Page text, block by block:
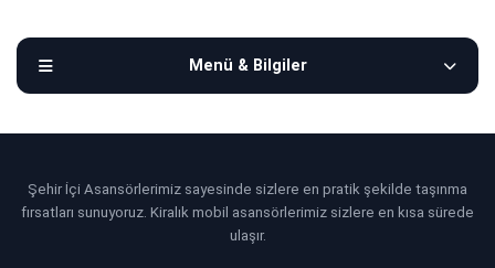
Menü & Bilgiler
Şehir İçi Asansörlerimiz sayesinde sizlere en pratik şekilde taşınma
fırsatları sunuyoruz. Kiralık mobil asansörlerimiz sizlere en kısa sürede
ulaşır.